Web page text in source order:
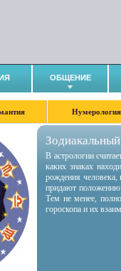
ОБЩЕНИЕ
Нумерология
В астрологии
каких знаках
рождения человека,
придают
Тем не менее,
гороскопа и их